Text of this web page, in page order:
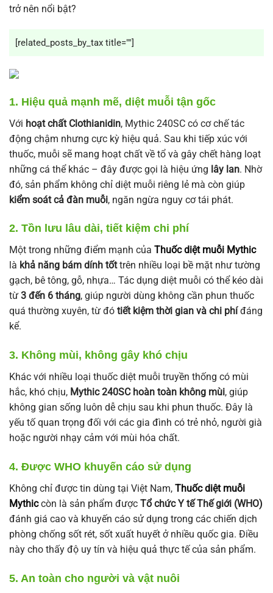
trở nên nổi bật?
[related_posts_by_tax title=""]
1. Hiệu quả mạnh mẽ, diệt muỗi tận gốc
Với hoạt chất Clothianidin, Mythic 240SC có cơ chế tác
động chậm nhưng cực kỳ hiệu quả. Sau khi tiếp xúc với
thuốc, muỗi sẽ mang hoạt chất về tổ và gây chết hàng loạt
những cá thể khác – đây được gọi là hiệu ứng lây lan. Nhờ
đó, sản phẩm không chỉ diệt muỗi riêng lẻ mà còn giúp
kiểm soát cả đàn muỗi, ngăn ngừa nguy cơ tái phát.
2. Tồn lưu lâu dài, tiết kiệm chi phí
Một trong những điểm mạnh của Thuốc diệt muỗi Mythic
là khả năng bám dính tốttrên nhiều loại bề mặt như tường
gạch, bê tông, gỗ, nhựa… Tác dụng diệt muỗi có thể kéo dài
từ 3 đến 6 tháng, giúp người dùng không cần phun thuốc
quá thường xuyên, từ đó tiết kiệm thời gian và chi phíđáng
kể.
3. Không mùi, không gây khó chịu
Khác với nhiều loại thuốc diệt muỗi truyền thống có mùi
hắc, khó chịu, Mythic 240SC hoàn toàn không mùi, giúp
không gian sống luôn dễ chịu sau khi phun thuốc. Đây là
yếu tố quan trọng đối với các gia đình có trẻ nhỏ, người già
hoặc người nhạy cảm với mùi hóa chất.
4. Được WHO khuyến cáo sử dụng
Không chỉ được tin dùng tại Việt Nam, Thuốc diệt muỗi
Mythiccòn là sản phẩm được Tổ chức Y tế Thế giới (WHO)
đánh giá cao và khuyến cáo sử dụng trong các chiến dịch
phòng chống sốt rét, sốt xuất huyết ở nhiều quốc gia. Điều
này cho thấy độ uy tín và hiệu quả thực tế của sản phẩm.
5. An toàn cho người và vật nuôi